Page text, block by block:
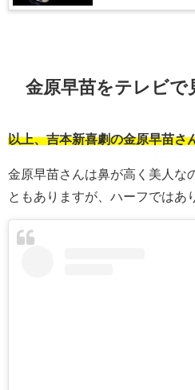
金原早苗をテレビで
以上、吉本新喜劇の金原早苗さ
金原早苗さんは鼻が高く美人な
ともありますが、ハーフではあ